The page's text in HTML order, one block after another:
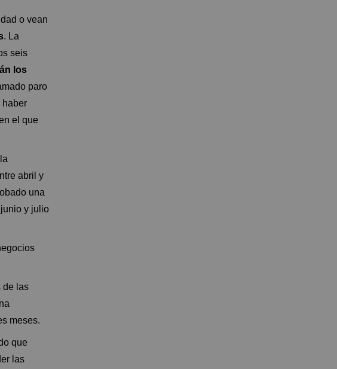
o vean
. La
seis
los
paro
haber
el que
abril y
una
y julio
de las
meses.
que
las